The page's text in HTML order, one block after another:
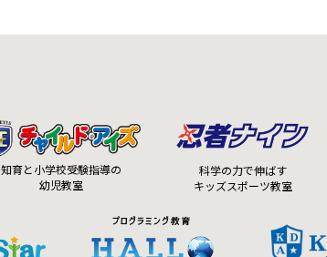
知育と小学校受験指導の
幼児教室
科学の力で伸ばす
キッズスポーツ教室